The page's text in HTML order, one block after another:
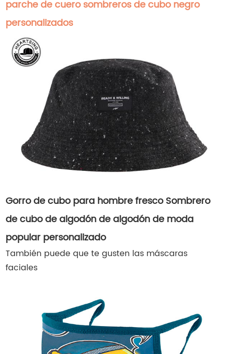
parche de cuero sombreros de cubo negro
personalizados
Gorro de cubo para hombre fresco Sombrero
de cubo de algodón de algodón de moda
popular personalizado
También puede que te gusten las máscaras
faciales